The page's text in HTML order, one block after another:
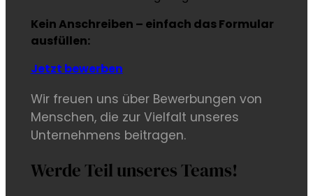
Kein Anschreiben – einfach das Formular
ausfüllen:
Jetzt bewerben
Wir freuen uns über Bewerbungen von
Menschen, die zur Vielfalt unseres
Unternehmens beitragen.
Werde Teil unseres Teams!